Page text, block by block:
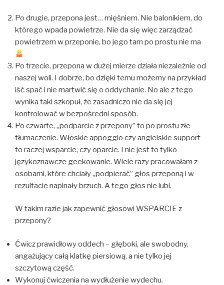
Po drugie, przepona jest… mięśniem. Nie balonikiem, do
którego wpada powietrze. Nie da się więc zarządzać
powietrzem w przeponie, bo jego tam po prostu nie ma
Po trzecie, przepona w dużej mierze działa niezależnie od
naszej woli. I dobrze, bo dzięki temu możemy na przykład
iść spać i nie martwić się o oddychanie. No ale z tego
wynika taki szkopuł, że zasadniczo nie da się jej
kontrolować w bezpośredni sposób.
Po czwarte, „podparcie z przepony” to po prostu złe
tłumaczenie. Włoskie appoggio czy angielskie support
to raczej wsparcie, czy oparcie. I nie jest to tylko
językoznawcze geekowanie. Wiele razy pracowałam z
osobami, które chciały „podpierać” głos przeponą i w
rezultacie napinały brzuch. A tego głos nie lubi.
W takim razie jak zapewnić głosowi WSPARCIE z
przepony?
Ćwicz prawidłowy oddech – głęboki, ale swobodny,
angażujący całą klatkę piersiową, a nie tylko jej
szczytową część.
Wykonuj ćwiczenia na wydłużenie wydechu.